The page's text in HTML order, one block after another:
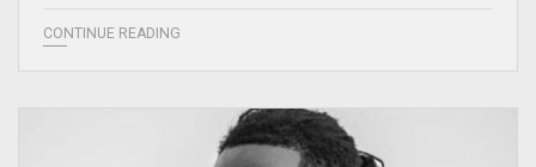
CONTINUE READING